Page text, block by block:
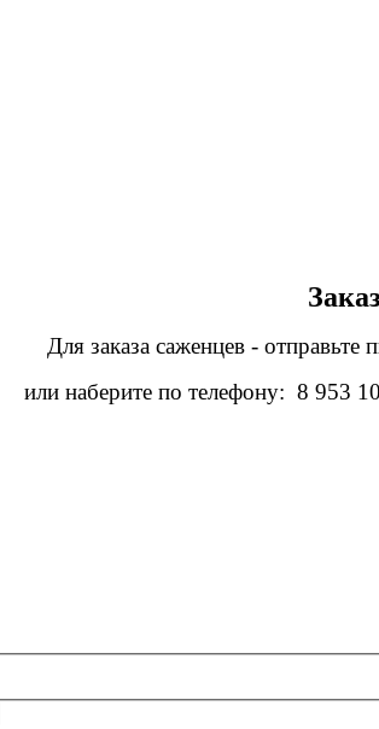
Для заказа саженцев - отправьте
или наберите по телефону: 8 953